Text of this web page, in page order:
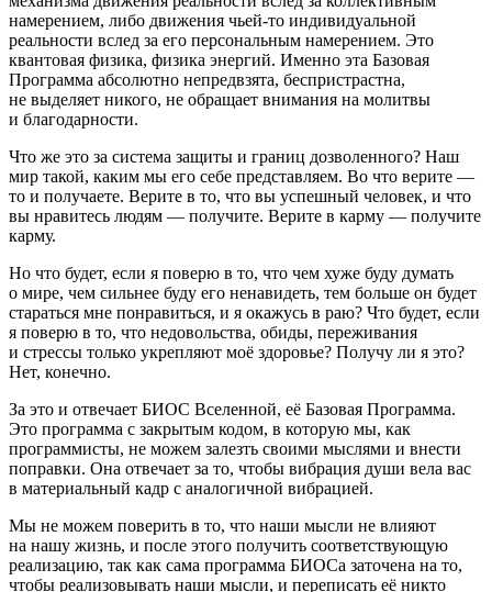
намерением, либо движения чьей-то индивидуальной
реальности вслед за его персональным намерением. Это
квантовая физика, физика энергий. Именно эта Базовая
Программа абсолютно непредвзята, беспристрастна,
не выделяет никого, не обращает внимания на молитвы
и благодарности.
Что же это за система защиты и границ дозволенного? Наш
мир такой, каким мы его себе представляем. Во что верите —
то и получаете. Верите в то, что вы успешный человек, и что
вы нравитесь людям — получите. Верите в карму — получите
карму.
Но что будет, если я поверю в то, что чем хуже буду думать
о мире, чем сильнее буду его ненавидеть, тем больше он будет
стараться мне понравиться, и я окажусь в раю? Что будет, если
я поверю в то, что недовольства, обиды, переживания
и стрессы только укрепляют моё здоровье? Получу ли я это?
Нет, конечно.
За это и отвечает БИОС Вселенной, её Базовая Программа.
Это программа с закрытым кодом, в которую мы, как
программисты, не можем залезть своими мыслями и внести
поправки. Она отвечает за то, чтобы вибрация души вела вас
в материальный кадр с аналогичной вибрацией.
Мы не можем поверить в то, что наши мысли не влияют
на нашу жизнь, и после этого получить соответствующую
реализацию, так как сама программа БИОСа заточена на то,
чтобы реализовывать наши мысли, и переписать её никто